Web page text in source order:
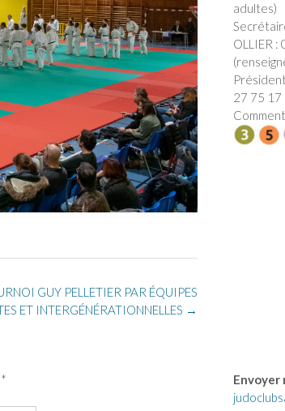
GUY PELLETIER PAR ÉQUIPES
ET INTERGÉNÉRATIONNELLES →
*
adultes)
OLLIER
27 75 17
Envoyer